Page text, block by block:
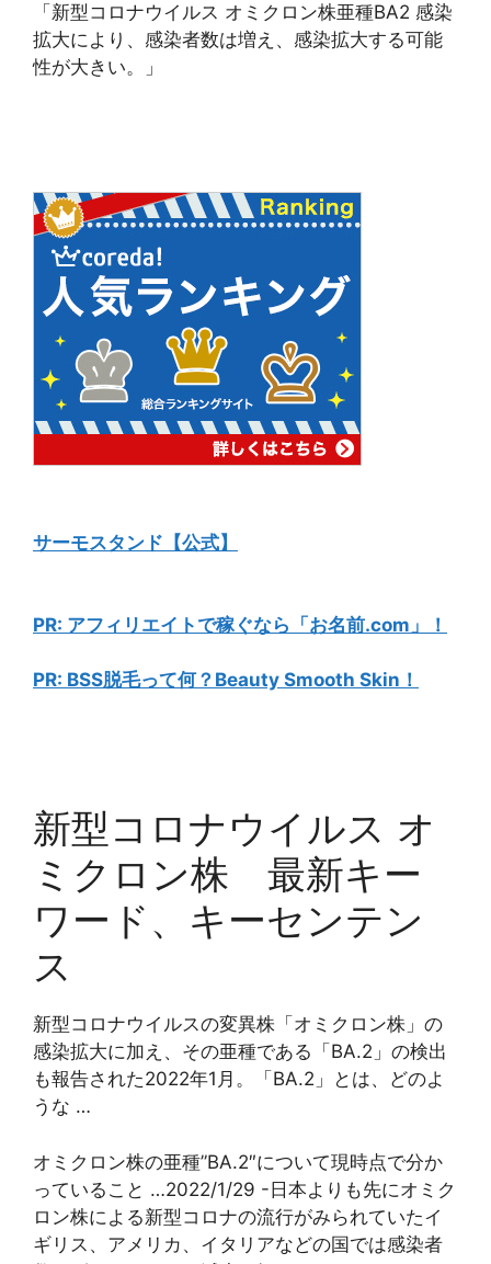
「新型コロナウイルス オミクロン株亜種BA2 感染
拡大により、感染者数は増え、感染拡大する可能
性が大きい。」
サーモスタンド【公式】
PR: アフィリエイトで稼ぐなら「お名前.com」！
PR: BSS脱毛って何？Beauty Smooth Skin！
新型コロナウイルス オ
ミクロン株 最新キー
ワード、キーセンテン
ス
新型コロナウイルスの変異株「オミクロン株」の
感染拡大に加え、その亜種である「BA.2」の検出
も報告された2022年1月。「BA.2」とは、どのよ
うな …
オミクロン株の亜種”BA.2″について現時点で分か
っていること …2022/1/29 -日本よりも先にオミク
ロン株による新型コロナの流行がみられていたイ
ギリス、アメリカ、イタリアなどの国では感染者